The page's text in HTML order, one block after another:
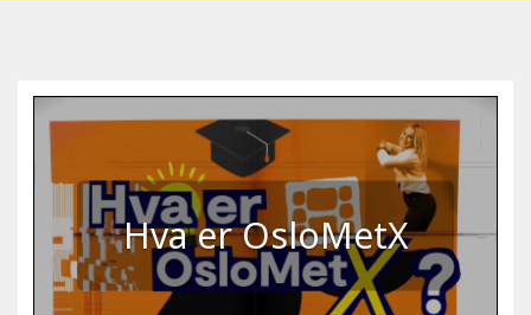
Hva er OsloMetX